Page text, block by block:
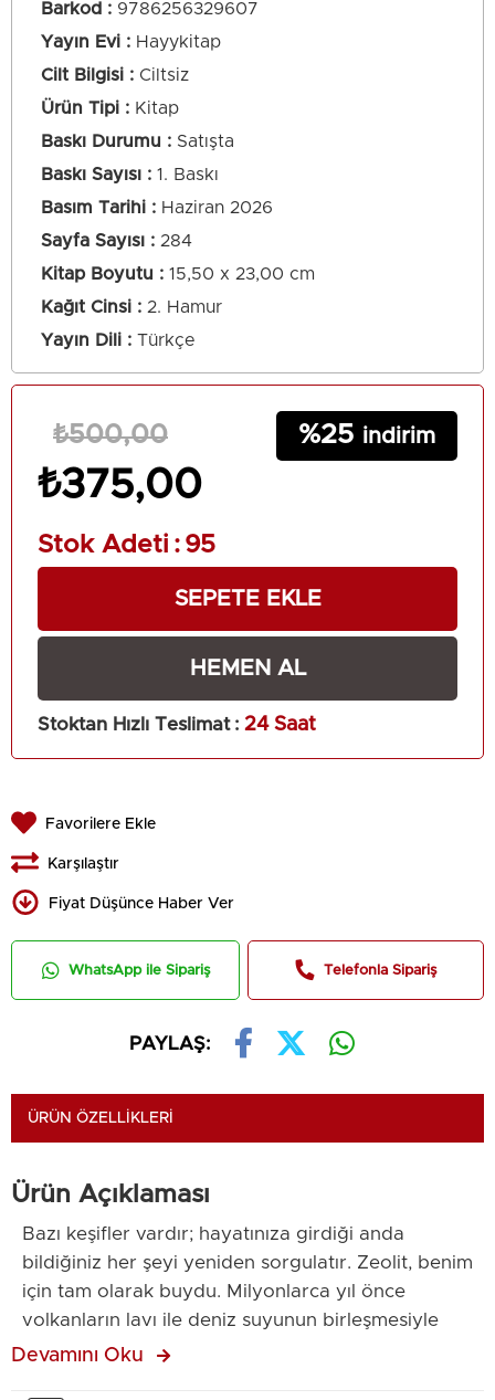
Barkod : 9786256329607
Yayın Evi
Hayykitap
Cilt Bilgisi
Ciltsiz
Ürün Tipi
Kitap
Baskı Durumu
Satışta
Baskı Sayısı
1. Baskı
Basım Tarihi
Haziran 2026
Sayfa Sayısı
284
Kitap Boyutu
15,50 x 23,00 cm
Kağıt Cinsi
2. Hamur
Yayın Dili
Türkçe
₺500,00
₺375,00
25
Stok Adeti : 95
Stoktan Hızlı Teslimat : 24 Saat
Favorilere Ekle
Karşılaştır
Fiyat Düşünce Haber Ver
WhatsApp ile Sipariş Telefonla Sipariş
PAYLAŞ:
ÜRÜN ÖZELLIKLERI
Ürün Açıklaması
Bazı keşifler vardır; hayatınıza girdiği anda
bildiğiniz her şeyi yeniden sorgulatır. Zeolit, benim
için tam olarak buydu. Milyonlarca yıl önce
volkanların lavı ile deniz suyunun birleşmesiyle
oluşmuş; zararlıyı tutan, faydalıyı koruyan eşsiz bir
Devamını Oku